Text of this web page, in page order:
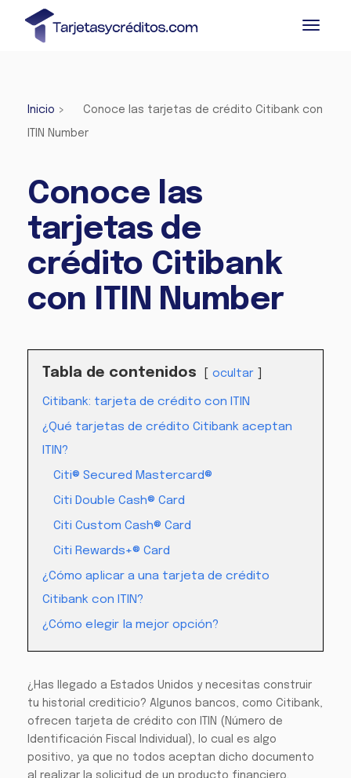
Inicio > Conoce las tarjetas de crédito Citibank con
ITIN Number
Conoce las
tarjetas de
crédito Citibank
con ITIN Number
Tabla de contenidos ocultar
Citibank: tarjeta de crédito con ITIN
¿Qué tarjetas de crédito Citibank aceptan
ITIN?
Citi® Secured Mastercard®
Citi Double Cash® Card
Citi Custom Cash® Card
Citi Rewards+® Card
¿Cómo aplicar a una tarjeta de crédito
Citibank con ITIN?
¿Cómo elegir la mejor opción?
¿Has llegado a Estados Unidos y necesitas construir
tu historial crediticio? Algunos bancos, como Citibank,
ofrecen tarjeta de crédito con ITIN (Número de
Identificación Fiscal Individual), lo cual es algo
positivo, ya que no todos aceptan dicho documento
al realizar la solicitud de un producto financiero.